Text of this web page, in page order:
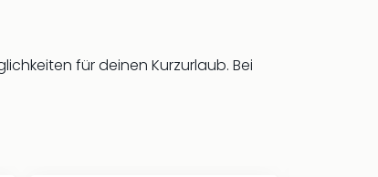
für deinen Kurzurlaub. Bei